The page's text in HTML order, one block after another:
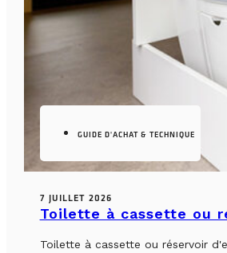
GUIDE D'ACHAT & TECHNIQUE
7 JUILLET 2026
Toilette à cassette ou
Toilette à cassette ou réservoir